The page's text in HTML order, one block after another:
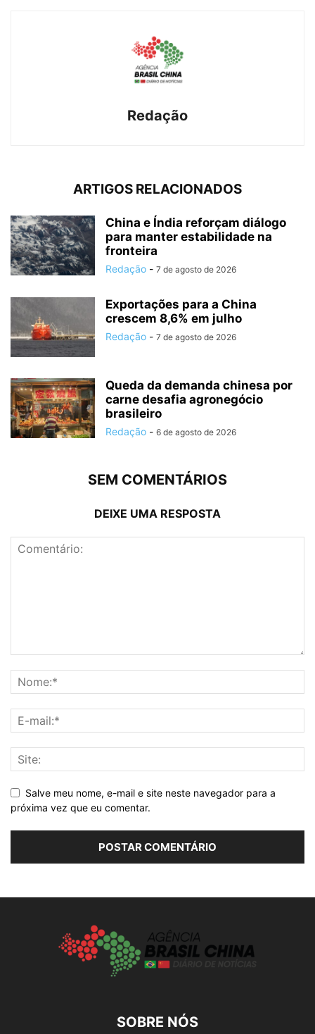
Redação
ARTIGOS RELACIONADOS
China e Índia reforçam diálogo
para manter estabilidade na
fronteira
Redação - 7 de agosto de 2026
Exportações para a China
crescem 8,6% em julho
Redação - 7 de agosto de 2026
Queda da demanda chinesa por
carne desafia agronegócio
brasileiro
Redação - 6 de agosto de 2026
SEM COMENTÁRIOS
DEIXE UMA RESPOSTA
Salve meu nome, e-mail e site neste navegador para a
próxima vez que eu comentar.
SOBRE NÓS